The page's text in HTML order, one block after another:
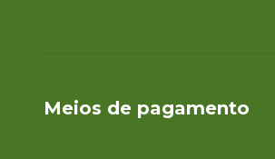
Meios de pagamento